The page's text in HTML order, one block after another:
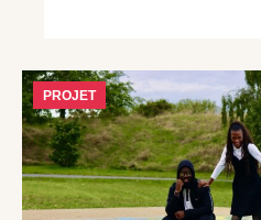
PROJET